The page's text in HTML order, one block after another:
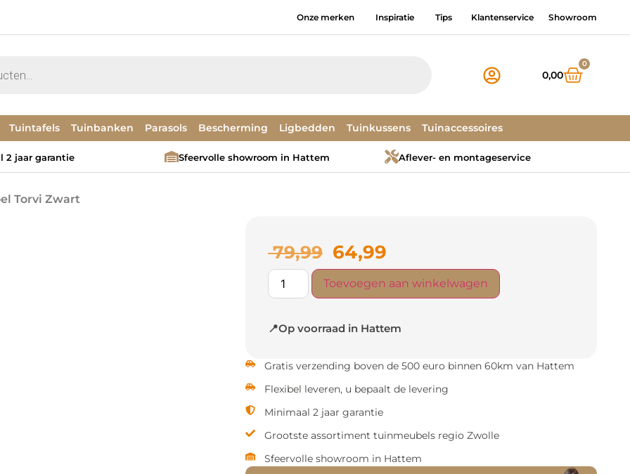
Onze merken Inspiratie Tips Klantenservice Showroom
0,00
0
Tuintafels Tuinbanken Parasols Bescherming Ligbedden Tuinkussens Tuinaccessoires
2 jaar garantie Sfeervolle showroom in Hattem Aflever- en montageservice
Torvi Zwart
79,99 64,99
Toevoegen aan winkelwagen
📍Op voorraad in Hattem
Gratis verzending boven de 500 euro binnen 60km van Hattem
Flexibel leveren, u bepaalt de levering
Minimaal 2 jaar garantie
Grootste assortiment tuinmeubels regio Zwolle
Sfeervolle showroom in Hattem